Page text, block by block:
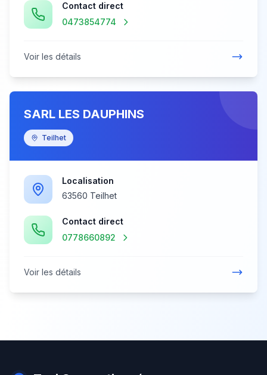
Contact direct
0473854774
Voir les détails
SARL LES DAUPHINS
Teilhet
Localisation
63560 Teilhet
Contact direct
0778660892
Voir les détails